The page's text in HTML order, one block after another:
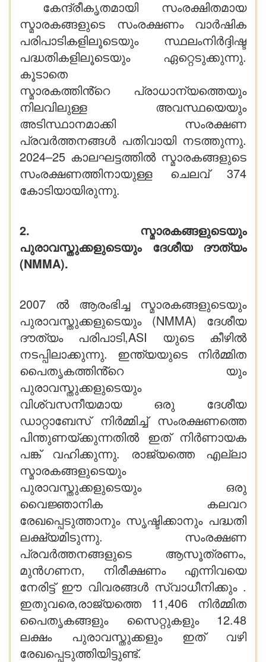
കേന്ദ്രീകൃതമായി സംരക്ഷിതമായ
സ്മാരകങ്ങളുടെ സംരക്ഷണം വാർഷിക
പരിപാടികളിലൂടെയും സ്ഥലംനിർദ്ദിഷ്ട
പദ്ധതികളിലൂടെയും ഏറ്റെടുക്കുന്നു.
കൂടാതെ
സ്മാരകത്തിൻ്റെ പ്രാധാന്യത്തെയും
നിലവിലുള്ള അവസ്ഥയെയും
അടിസ്ഥാനമാക്കി സംരക്ഷണ
പ്രവർത്തനങ്ങൾ പതിവായി നടത്തുന്നു.
2024–25 കാലഘട്ടത്തിൽ സ്മാരകങ്ങളുടെ
സംരക്ഷണത്തിനായുള്ള ചെലവ് 374
കോടിയായിരുന്നു.
2. സ്മാരകങ്ങളുടെയും
പുരാവസ്തുക്കളുടെയും ദേശീയ ദൗത്യം
(NMMA).
2007 ൽ ആരംഭിച്ച സ്മാരകങ്ങളുടെയും
പുരാവസ്തുക്കളുടെയും (NMMA) ദേശീയ
ദൗത്യം പരിപാടി,ASI യുടെ കീഴിൽ
നടപ്പിലാക്കുന്നു. ഇന്ത്യയുടെ നിർമ്മിത
പൈതൃകത്തിൻ്റെ യും
പുരാവസ്തുക്കളുടെയും
വിശ്വസനീയമായ ഒരു ദേശീയ
ഡാറ്റാബേസ് നിർമ്മിച്ച് സംരക്ഷണത്തെ
പിന്തുണയ്ക്കുന്നതിൽ ഇത് നിർണായക
പങ്ക് വഹിക്കുന്നു. രാജ്യത്തെ എല്ലാ
സ്മാരകങ്ങളുടെയും
പുരാവസ്തുക്കളുടെയും ഒരു
വൈജ്ഞാനിക കലവറ
രേഖപ്പെടുത്താനും സൃഷ്ടിക്കാനും പദ്ധതി
ലക്ഷ്യമിടുന്നു. സംരക്ഷണ
പ്രവർത്തനങ്ങളുടെ ആസൂത്രണം,
മുൻഗണന, നിരീക്ഷണം എന്നിവയെ
നേരിട്ട് ഈ വിവരങ്ങൾ സ്വാധീനിക്കും .
ഇതുവരെ,രാജ്യത്തെ 11,406 നിർമ്മിത
പൈതൃകങ്ങളും സൈറ്റുകളും 12.48
ലക്ഷം പുരാവസ്തുക്കളും ഇത് വഴി
രേഖപ്പെടുത്തിയിട്ടുണ്ട്.